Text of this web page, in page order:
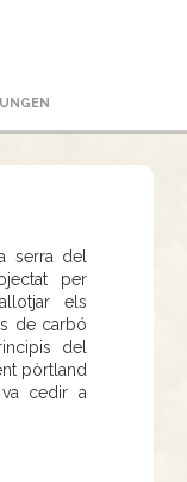
serra del
per
els
de carbó
del
pòrtland
cedir a